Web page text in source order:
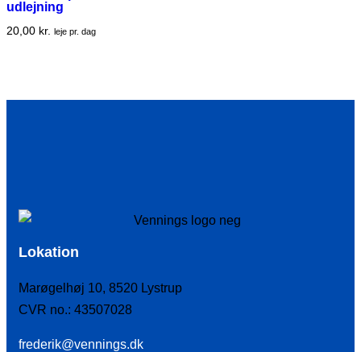
udlejning
20,00 kr. leje pr. dag
Lokation
Marøgelhøj 10, 8520 Lystrup
CVR no.: 43507028
frederik@vennings.dk